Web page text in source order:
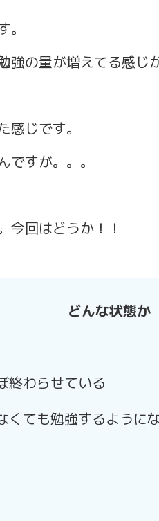
の量が増えてる感じ
じです。
すが。。。
今回はどうか！！
どんな状態か
終わらせている
くても勉強するようにな